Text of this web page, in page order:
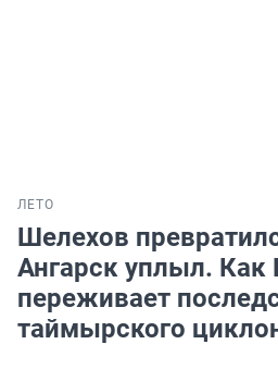
ЛЕТО
Шелехов
Ангарск уплыл. Как
переживает
таймырского